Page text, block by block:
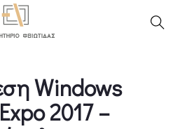
Windows
2017 –